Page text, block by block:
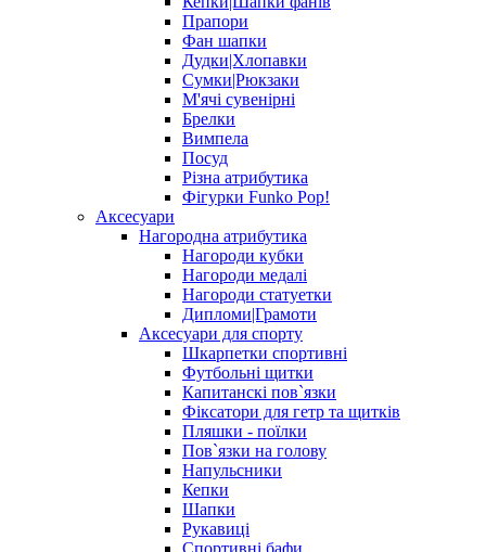
Прапори
Фан шапки
Дудки|Хлопавки
Сумки|Рюкзаки
М'ячі сувенірні
Брелки
Вимпела
Посуд
Різна атрибутика
Фігурки Funko Pop!
Аксесуари
Нагородна атрибутика
Нагороди кубки
Нагороди медалі
Нагороди статуетки
Дипломи|Грамоти
Аксесуари для спорту
Шкарпетки спортивні
Футбольні щитки
Капитанскі пов`язки
Фіксатори для гетр та щитків
Пляшки - поїлки
Пов`язки на голову
Напульсники
Кепки
Шапки
Рукавиці
Спортивні бафи